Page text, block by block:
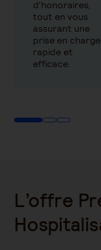
d'honoraires,
tout en vous
assurant une
prise en charge
rapide et
efficace.
L’offre